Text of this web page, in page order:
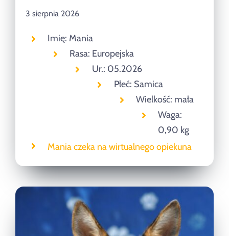
3 sierpnia 2026
Imię: Mania
Rasa: Europejska
Ur.: 05.2026
Płeć: Samica
Wielkość: mała
Waga:
0,90 kg
Mania czeka na wirtualnego opiekuna